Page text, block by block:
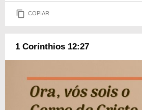
COPIAR
1 Corínthios 12:27